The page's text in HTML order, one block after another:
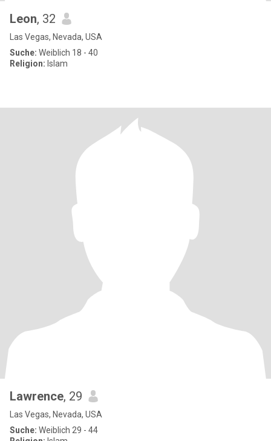
Leon, 32
Las Vegas, Nevada, USA
Suche: Weiblich 18 - 40
Religion: Islam
Lawrence, 29
Las Vegas, Nevada, USA
Suche: Weiblich 29 - 44